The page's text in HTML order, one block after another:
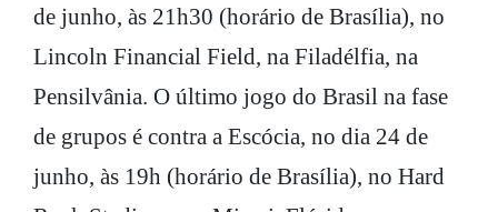
de junho, às 21h30 (horário de Brasília), no
Lincoln Financial Field, na Filadélfia, na
Pensilvânia. O último jogo do Brasil na fase
de grupos é contra a Escócia, no dia 24 de
junho, às 19h (horário de Brasília), no Hard